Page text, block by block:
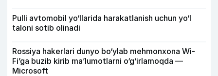
Pulli avtomobil yo‘llarida harakatlanish uchun yo‘l
taloni sotib olinadi
Rossiya hakerlari dunyo bo‘ylab mehmonxona Wi-
Fi’ga buzib kirib ma’lumotlarni o‘g‘irlamoqda —
Microsoft